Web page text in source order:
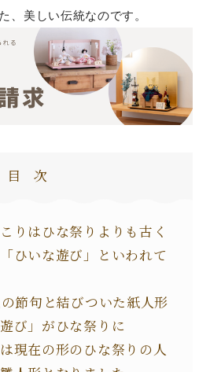
、美しい伝統なのです。
目次
りはひな祭りよりも古く
ひいな遊び」といわれて
節句と結びついた紙人形
び」がひな祭りに
現在の形のひな祭りの人